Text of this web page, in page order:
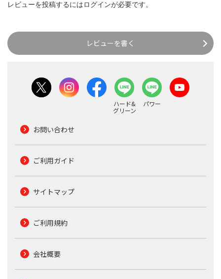
レビューを投稿するにはログインが必要です。
レビューを書く
ハード&
グリーン
パワー
お問い合わせ
ご利用ガイド
サイトマップ
ご利用規約
会社概要